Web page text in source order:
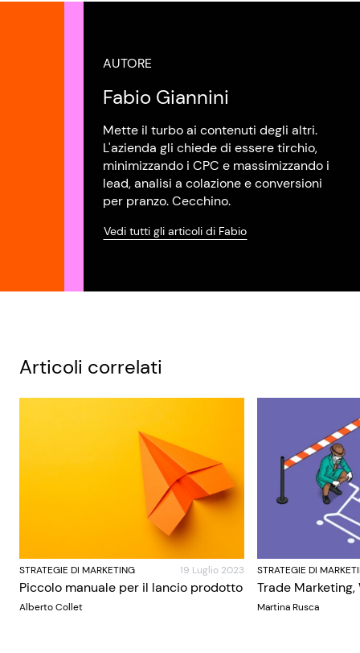
AUTORE
Fabio Giannini
Mette il turbo ai contenuti degli altri.
L'azienda gli chiede di essere tirchio,
minimizzando i CPC e massimizzando i
lead, analisi a colazione e conversioni
per pranzo. Cecchino.
Vedi tutti gli articoli di Fabio
Articoli correlati
STRATEGIE DI MARKETING 19 Luglio 2023
Piccolo manuale per il lancio prodotto
Alberto Collet
STRATEGIE DI
Trade Marketing,
Martina Rusca